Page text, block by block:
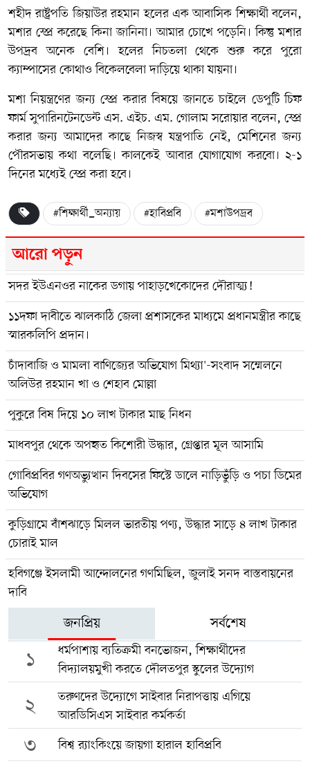
শহীদ রাষ্ট্রপতি জিয়াউর রহমান হলের এক আবাসিক শিক্ষার্থী বলেন,
মশার স্প্রে করেছে কিনা জানিনা। আমার চোখে পড়েনি। কিন্তু মশার
উপদ্রব অনেক বেশি। হলের নিচতলা থেকে শুরু করে পুরো
ক্যাম্পাসের কোথাও বিকেলবেলা দাড়িয়ে থাকা যায়না।
মশা নিয়ন্ত্রণের জন্য স্প্রে করার বিষয়ে জানতে চাইলে ডেপুটি চিফ
ফার্ম সুপারিনটেনডেন্ট এস. এইচ. এম. গোলাম সরোয়ার বলেন, স্প্রে
করার জন্য আমাদের কাছে নিজস্ব যন্ত্রপাতি নেই, মেশিনের জন্য
পৌরসভায় কথা বলেছি। কালকেই আবার যোগাযোগ করবো। ২-১
দিনের মধ্যেই স্প্রে করা হবে।
#শিক্ষার্থী_অন্যায় #হাবিপ্রবি #মশাউপদ্রব
আরো পড়ুন
সদর ইউএনওর নাকের ডগায় পাহাড়খেকোদের দৌরাত্ম্য!
১১দফা দাবীতে ঝালকাঠি জেলা প্রশাসকের মাধ্যমে প্রধানমন্ত্রীর কাছে
স্মারকলিপি প্রদান।
চাঁদাবাজি ও মামলা বাণিজ্যের অভিযোগ মিথ্যা'-সংবাদ সম্মেলনে
অলিউর রহমান খা ও শেহাব মোল্লা
পুকুরে বিষ দিয়ে ১০ লাখ টাকার মাছ নিধন
মাধবপুর থেকে অপহৃত কিশোরী উদ্ধার, গ্রেপ্তার মূল আসামি
গোবিপ্রবির গণঅভ্যুত্থান দিবসের ফিস্টে ডালে নাড়িভুঁড়ি ও পচা ডিমের
অভিযোগ
কুড়িগ্রামে বাঁশঝাড়ে মিলল ভারতীয় পণ্য, উদ্ধার সাড়ে ৪ লাখ টাকার
চোরাই মাল
হবিগঞ্জে ইসলামী আন্দোলনের গণমিছিল, জুলাই সনদ বাস্তবায়নের
দাবি
জনপ্রিয় সর্বশেষ
১
ধর্মপাশায় ব্যতিক্রমী বনভোজন, শিক্ষার্থীদের
বিদ্যালয়মুখী করতে দৌলতপুর স্কুলের উদ্যোগ
২
তরুণদের উদ্যোগে সাইবার নিরাপত্তায় এগিয়ে
আরডিসিএস সাইবার কর্মকর্তা
৩ বিশ্ব র‍্যাংকিংয়ে জায়গা হারাল হাবিপ্রবি